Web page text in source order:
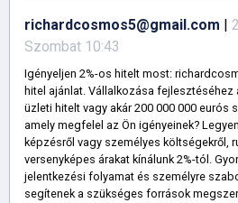
richardcosmos5@gmail.com |
Szombat 10:43
Igényeljen 2%-os hitelt most:
hitel ajánlat. Vállalkozása fejlesztéséhez
üzleti hitelt vagy akár 200 000 000 eurós
amely megfelel az Ön igényeinek?
képzésről vagy személyes költségekről,
versenyképes árakat kínálunk 2%-tól.
jelentkezési folyamat és személyre
segítenek a szükséges források